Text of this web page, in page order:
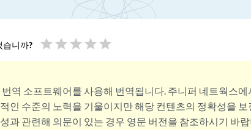
습니까? star star star star star
역 소프트웨어를 사용해 번역됩니다. 주니퍼 네트웍스
인 수준의 노력을 기울이지만 해당 컨텐츠의 정확성을 보
과 관련해 의문이 있는 경우 영문 버전을 참조하시기 바